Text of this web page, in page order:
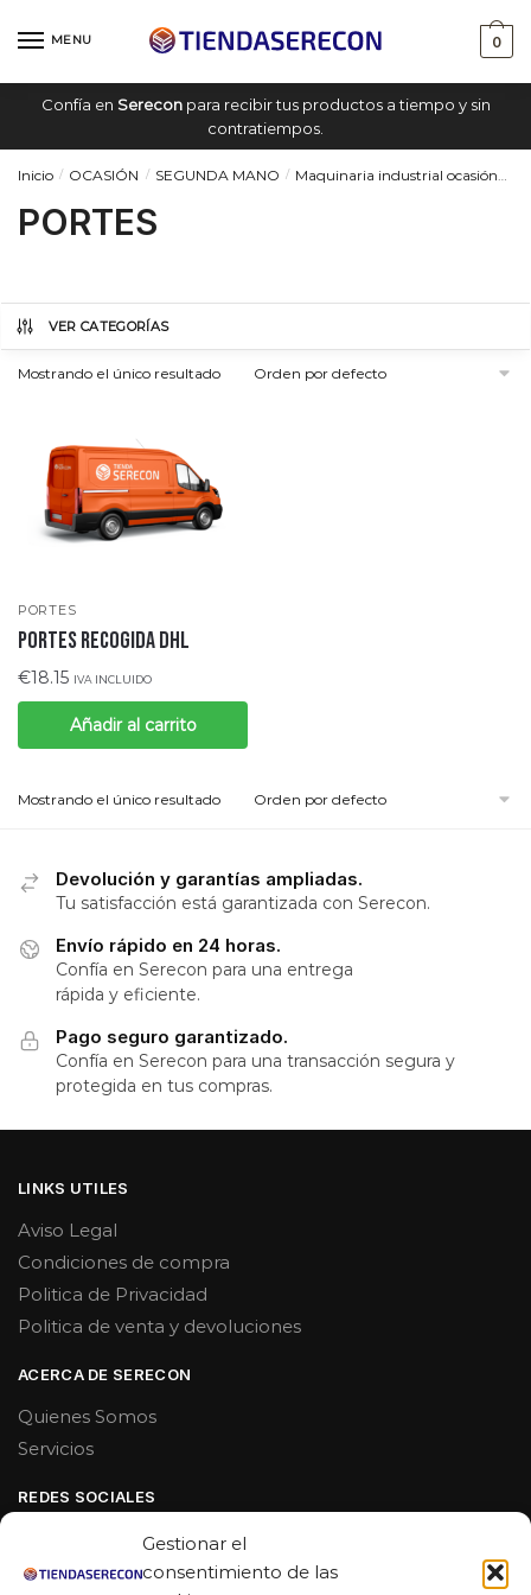
Gestionar el
consentimiento de las
MENU 0
Confía en Sereconpara recibir tus productos a tiempo y sin
contratiempos.
Inicio / OCASIÓN / SEGUNDA MANO / Maquinaria industrial ocasión
PORTES
VER CATEGORÍAS
Mostrando el único resultado
PORTES
PORTES RECOGIDA DHL
€18.15 IVA INCLUIDO
Añadir al carrito
Mostrando el único resultado
Devolución y garantías ampliadas.
Tu satisfacción está garantizada con Serecon.
Envío rápido en 24 horas.
Confía en Serecon para una entrega
rápida y eficiente.
Pago seguro garantizado.
Confía en Serecon para una transacción segura y
protegida en tus compras.
LINKS UTILES
Aviso Legal
Condiciones de compra
Politica de Privacidad
Politica de venta y devoluciones
ACERCA DE SERECON
Quienes Somos
Servicios
REDES SOCIALES
Linkedin